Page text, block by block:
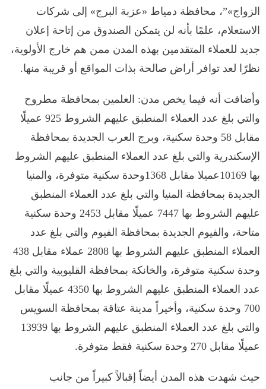
الزواج»”، محافظة دمياط «عزبة البرج» إلى شركات
الاستعلام، علمًا بأنه لن يتمكن الصندوق من إتاحة إعلان
جديد للعملاء المتقدمين بهذه المدن ممن هم خارج الأولوية،
نظرًا لعد توافر أراض صالحة بذات المواقع أو قريبة منها.
وأضافت أنه فيما يخص مدن: العلمين بمحافظة مطروح
والتي بلغ عدد العملاء المنطبق عليهم الشروط 925 عميلًا
مقابل 58 وحدة سكنية، وبرج العرب الجديدة بمحافظة
الإسكندرية والتي بلغ عدد العملاء المنطبق عليهم الشروط
بها 10169عميلا مقابل 1368وحدة سكنية متوفرة، والمنيا
الجديدة بمحافظة المنيا والتي بلغ عدد العملاء المنطبق
عليهم الشروط بها 7447 عميلًا مقابل 2453 وحدة سكنية
متاحة، والفيوم الجديدة بمحافظة الفيوم والتي بلغ عدد
العملاء المنطبق عليهم الشروط بها 2808 عملاء مقابل 438
وحدة سكنية متوفرة، والخانكة بمحافظة القليوبية والتي بلغ
عدد العملاء المنطبق عليهم الشروط بها 4350 عميلًا مقابل
700 وحدة سكنية، وأخيراً مدينة عتاقة بمحافظة السويس
والتي بلغ عدد العملاء المنطبق عليهم الشروط بها 13939
عميلًا مقابل 270 وحدة سكنية فقط متوفرة.
حيث شهدت هذه المدن أيضاً إقبالاً كبيراً من جانب